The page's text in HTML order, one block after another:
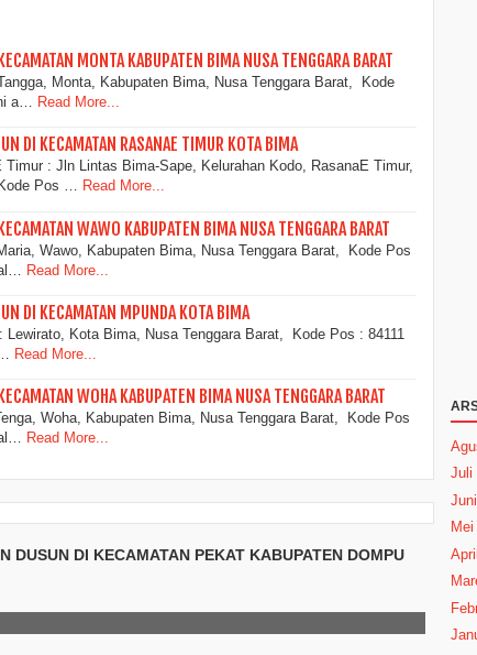
MONTA KABUPATEN BIMA NUSA TENGGARA BARAT
Monta, Kabupaten Bima, Nusa Tenggara Barat, Kode
a… Read More...
DI KECAMATAN RASANAE TIMUR KOTA BIMA
: Jln Lintas Bima-Sape, Kelurahan Kodo, RasanaE Timur,
Pos … Read More...
WAWO KABUPATEN BIMA NUSA TENGGARA BARAT
Wawo, Kabupaten Bima, Nusa Tenggara Barat, Kode Pos
Read More...
DI KECAMATAN MPUNDA KOTA BIMA
Kota Bima, Nusa Tenggara Barat, Kode Pos : 84111
Read More...
WOHA KABUPATEN BIMA NUSA TENGGARA BARAT
Woha, Kabupaten Bima, Nusa Tenggara Barat, Kode Pos
Read More...
DUSUN DI KECAMATAN PEKAT KABUPATEN DOMPU
Juli
Juni
Mei
April